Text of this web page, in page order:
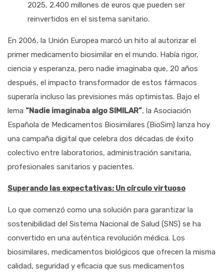
2025, 2.400 millones de euros que pueden ser
reinvertidos en el sistema sanitario.
En 2006, la Unión Europea marcó un hito al autorizar el
primer medicamento biosimilar en el mundo. Había rigor,
ciencia y esperanza, pero nadie imaginaba que, 20 años
después, el impacto transformador de estos fármacos
superaría incluso las previsiones más optimistas. Bajo el
lema “Nadie imaginaba algo SIMILAR”, la Asociación
Española de Medicamentos Biosimilares (BioSim) lanza hoy
una campaña digital que celebra dos décadas de éxito
colectivo entre laboratorios, administración sanitaria,
profesionales sanitarios y pacientes.
Superando las expectativas: Un círculo virtuoso
Lo que comenzó como una solución para garantizar la
sostenibilidad del Sistema Nacional de Salud (SNS) se ha
convertido en una auténtica revolución médica. Los
biosimilares, medicamentos biológicos que ofrecen la misma
calidad, seguridad y eficacia que sus medicamentos